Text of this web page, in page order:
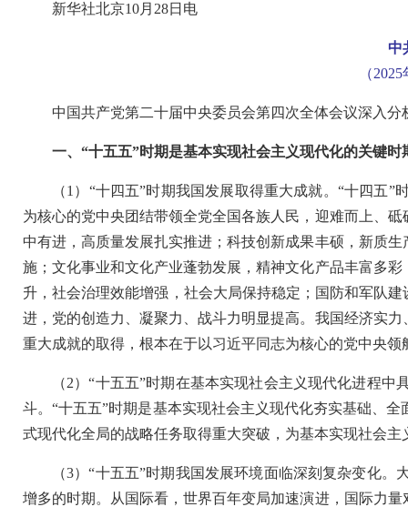
新华社北京10月28日电
中
（
中国共产党第二十届中央委员会第四次全体会议深入
一、“十五五”时期是基本实现社会主义现代化的关键时
（1）“十四五”时期我国发展取得重大成就。“十四五
为核心的党中央团结带领全党全国各族人民，迎难而上、
中有进，高质量发展扎实推进；科技创新成果丰硕，新质
施；文化事业和文化产业蓬勃发展，精神文化产品丰富多
升，社会治理效能增强，社会大局保持稳定；国防和军队
进，党的创造力、凝聚力、战斗力明显提高。我国经济实
重大成就的取得，根本在于以习近平同志为核心的党中央
（2）“十五五”时期在基本实现社会主义现代化进程
斗。“十五五”时期是基本实现社会主义现代化夯实基础、
式现代化全局的战略任务取得重大突破，为基本实现社会
（3）“十五五”时期我国发展环境面临深刻复杂变化
增多的时期。从国际看，世界百年变局加速演进，国际力